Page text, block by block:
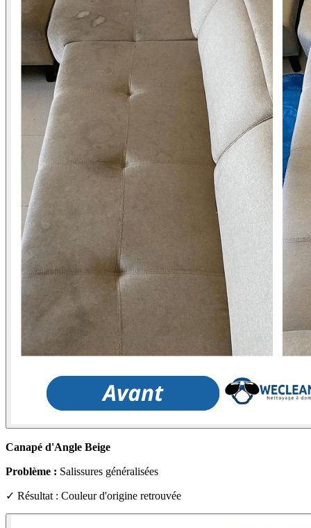
Canapé d'Angle Beige
Problème : Salissures généralisées
✓ Résultat : Couleur d'origine retrouvée